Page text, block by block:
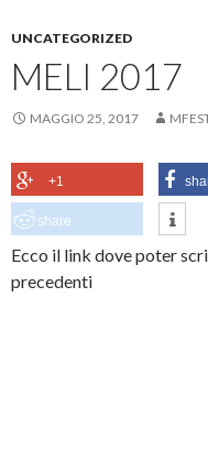
UNCATEGORIZED
MELI 2017
MAGGIO 25, 2017
+1
share
Ecco il link dove poter
precedenti